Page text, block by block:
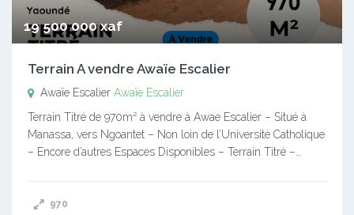
19 500 000 xaf
Terrain A vendre Awaïe Escalier
Awaïe Escalier Awaïe Escalier
Terrain Titré de 970m² à vendre à Awae Escalier – Situé à
Manassa, vers Ngoantet – Non loin de l’Université Catholique
– Encore d’autres Espaces Disponibles – Terrain Titré –…
970